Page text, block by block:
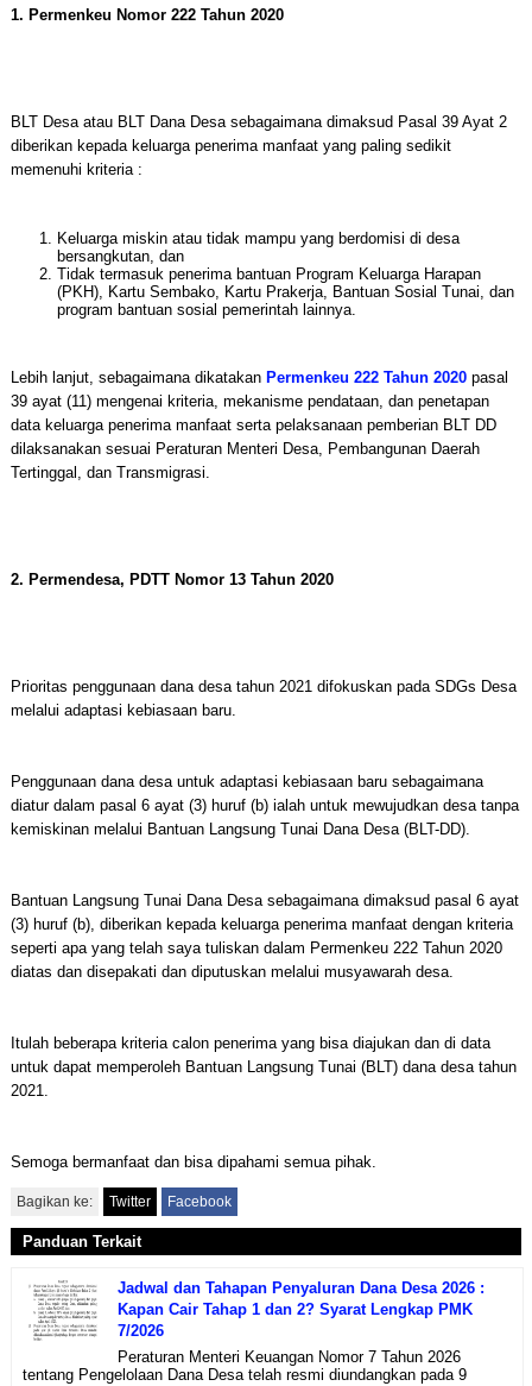
1. Permenkeu Nomor 222 Tahun 2020
BLT Desa atau BLT Dana Desa sebagaimana dimaksud Pasal 39 Ayat 2
diberikan kepada keluarga penerima manfaat yang paling sedikit
memenuhi kriteria :
Keluarga miskin atau tidak mampu yang berdomisi di desa
bersangkutan, dan
Tidak termasuk penerima bantuan Program Keluarga Harapan
(PKH), Kartu Sembako, Kartu Prakerja, Bantuan Sosial Tunai, dan
program bantuan sosial pemerintah lainnya.
Lebih lanjut, sebagaimana dikatakan Permenkeu 222 Tahun 2020pasal
39 ayat (11) mengenai kriteria, mekanisme pendataan, dan penetapan
data keluarga penerima manfaat serta pelaksanaan pemberian BLT DD
dilaksanakan sesuai Peraturan Menteri Desa, Pembangunan Daerah
Tertinggal, dan Transmigrasi.
2. Permendesa, PDTT Nomor 13 Tahun 2020
Prioritas penggunaan dana desa tahun 2021 difokuskan pada SDGs Desa
melalui adaptasi kebiasaan baru.
Penggunaan dana desa untuk adaptasi kebiasaan baru sebagaimana
diatur dalam pasal 6 ayat (3) huruf (b) ialah untuk mewujudkan desa tanpa
kemiskinan melalui Bantuan Langsung Tunai Dana Desa (BLT-DD).
Bantuan Langsung Tunai Dana Desa sebagaimana dimaksud pasal 6 ayat
(3) huruf (b), diberikan kepada keluarga penerima manfaat dengan kriteria
seperti apa yang telah saya tuliskan dalam Permenkeu 222 Tahun 2020
diatas dan disepakati dan diputuskan melalui musyawarah desa.
Itulah beberapa kriteria calon penerima yang bisa diajukan dan di data
untuk dapat memperoleh Bantuan Langsung Tunai (BLT) dana desa tahun
2021.
Semoga bermanfaat dan bisa dipahami semua pihak.
Bagikan ke: Twitter Facebook
Panduan Terkait
Jadwal dan Tahapan Penyaluran Dana Desa 2026 :
Kapan Cair Tahap 1 dan 2? Syarat Lengkap PMK
7/2026
Peraturan Menteri Keuangan Nomor 7 Tahun 2026
tentang Pengelolaan Dana Desa telah resmi diundangkan pada 9